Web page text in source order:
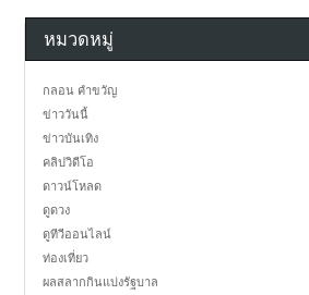
หมวดหมู่
กลอน คำขวัญ
ข่าววันนี้
ข่าวบันเทิง
คลิปวิดีโอ
ดาวน์โหลด
ดูดวง
ดูทีวีออนไลน์
ท่องเที่ยว
ผลสลากกินแบ่งรัฐบาล